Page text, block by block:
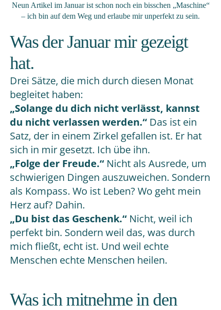
Neun Artikel im Januar ist schon noch ein bisschen „Maschine“
– ich bin auf dem Weg und erlaube mir unperfekt zu sein.
Was der Januar mir gezeigt
hat.
Drei Sätze, die mich durch diesen Monat
begleitet haben:
„Solange du dich nicht verlässt, kannst
du nicht verlassen werden.“ Das ist ein
Satz, der in einem Zirkel gefallen ist. Er hat
sich in mir gesetzt. Ich übe ihn.
„Folge der Freude.“ Nicht als Ausrede, um
schwierigen Dingen auszuweichen. Sondern
als Kompass. Wo ist Leben? Wo geht mein
Herz auf? Dahin.
„Du bist das Geschenk.“ Nicht, weil ich
perfekt bin. Sondern weil das, was durch
mich fließt, echt ist. Und weil echte
Menschen echte Menschen heilen.
Was ich mitnehme in den